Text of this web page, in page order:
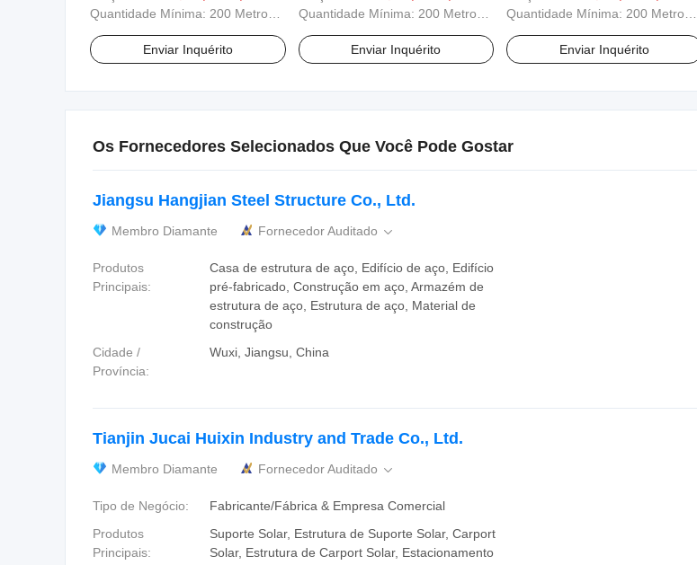
Galpão
Quantidade Mínima: 200 Metros Quadrados
Enviar Inquérito
para Shopping Center
Quantidade Mínima: 200 Metros Quadrados
Enviar Inquérito
Prefabricados
Quantidade Mínima: 200 Metros Quadrados
Enviar Inquérito
Os Fornecedores Selecionados Que Você Pode Gostar
Jiangsu Hangjian Steel Structure Co., Ltd.
Membro Diamante Fornecedor Auditado 
Produtos
Principais:
Casa de estrutura de aço, Edifício de aço, Edifício
pré-fabricado, Construção em aço, Armazém de
estrutura de aço, Estrutura de aço, Material de
construção
Cidade /
Província:
Wuxi, Jiangsu, China
Tianjin Jucai Huixin Industry and Trade Co., Ltd.
Membro Diamante Fornecedor Auditado 
Tipo de Negócio:
Fabricante/Fábrica & Empresa Comercial
Produtos
Principais:
Suporte Solar, Estrutura de Suporte Solar, Carport
Solar, Estrutura de Carport Solar, Estacionamento